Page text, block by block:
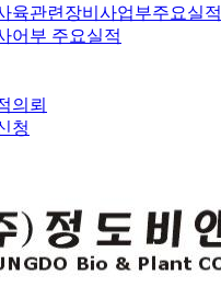
육관련장비사업부주요실적
어부 주요실적
의뢰
청